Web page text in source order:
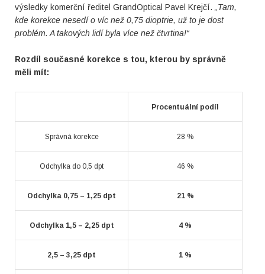
výsledky komerční ředitel GrandOptical Pavel Krejčí.
„Tam,
kde korekce nesedí o víc než 0,75 dioptrie, už to je dost
problém. A takových lidí byla více než čtvrtina!“
Rozdíl současné korekce s tou, kterou by správně
měli mít:
Procentuální podíl
Správná korekce 28 %
Odchylka do 0,5 dpt 46 %
Odchylka 0,75 – 1,25 dpt 21 %
Odchylka 1,5 – 2,25 dpt 4 %
2,5 – 3,25 dpt 1 %